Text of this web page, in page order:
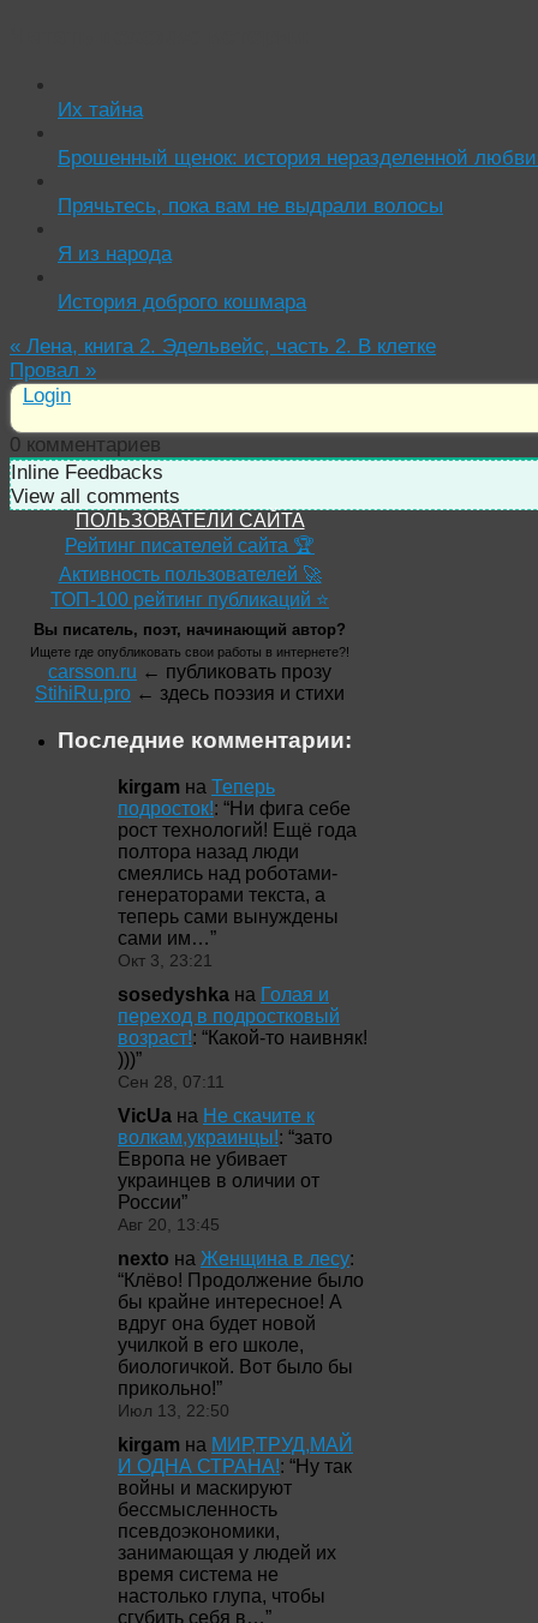
Их тайна
Брошенный щенок: история неразделенной
Прячьтесь, пока вам не выдрали волосы
Я из народа
История доброго кошмара
« Лена, книга 2. Эдельвейс, часть 2. В клетке
Провал »
Login
0 комментариев
Inline Feedbacks
View all comments
ПОЛЬЗОВАТЕЛИ САЙТА
Рейтинг писателей сайта 🏆
Активность пользователей 🚀
ТОП-100 рейтинг публикаций ⭐
Вы писатель, поэт, начинающий автор?
Ищете где опубликовать свои работы в интернете?!
carsson.ru ← публиковать прозу
StihiRu.pro ← здесь поэзия и стихи
Последние комментарии:
kirgam на Теперь
подросток!: “Ни фига себе
рост технологий! Ещё года
полтора назад люди
смеялись над роботами-
генераторами текста, а
теперь сами вынуждены
сами им…”
Окт 3, 23:21
sosedyshka на Голая и
переход в подростковый
возраст!: “Какой-то наивняк!
)))”
Сен 28, 07:11
VicUa на Не скачите к
волкам,украинцы!: “зато
Европа не убивает
украинцев в оличии от
России”
Авг 20, 13:45
nexto на Женщина в лесу:
“Клёво! Продолжение было
бы крайне интересное! А
вдруг она будет новой
училкой в его школе,
биологичкой. Вот было бы
прикольно!”
Июл 13, 22:50
kirgam на МИР,ТРУД,МАЙ
И ОДНА СТРАНА!: “Ну так
войны и маскируют
бессмысленность
псевдоэкономики,
занимающая у людей их
время система не
настолько глупа, чтобы
сгубить себя в…”